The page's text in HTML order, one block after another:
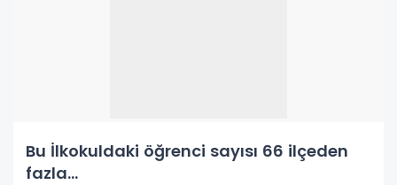
Bu İlkokuldaki öğrenci sayısı 66 ilçeden
fazla...